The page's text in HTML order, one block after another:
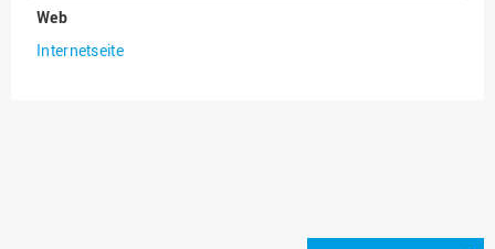
Studierendensekretariat
Studium und Lehre
Web
Internetseite